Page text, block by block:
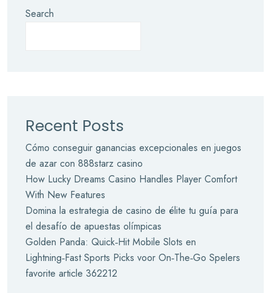
Search
Recent Posts
Cómo conseguir ganancias excepcionales en juegos
de azar con 888starz casino
How Lucky Dreams Casino Handles Player Comfort
With New Features
Domina la estrategia de casino de élite tu guía para
el desafío de apuestas olímpicas
Golden Panda: Quick‑Hit Mobile Slots en
Lightning‑Fast Sports Picks voor On‑The‑Go Spelers
favorite article 362212